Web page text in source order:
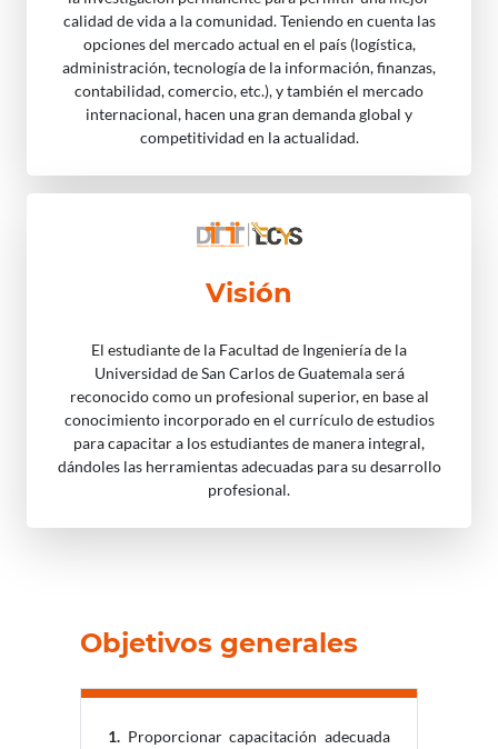
calidad de vida a la comunidad. Teniendo en cuenta las
opciones del mercado actual en el país (logística,
administración, tecnología de la información, finanzas,
contabilidad, comercio, etc.), y también el mercado
internacional, hacen una gran demanda global y
competitividad en la actualidad.
Visión
El estudiante de la Facultad de Ingeniería de la
Universidad de San Carlos de Guatemala será
reconocido como un profesional superior, en base al
conocimiento incorporado en el currículo de estudios
para capacitar a los estudiantes de manera integral,
dándoles las herramientas adecuadas para su desarrollo
profesional.
Objetivos generales
1. Proporcionar capacitación adecuada